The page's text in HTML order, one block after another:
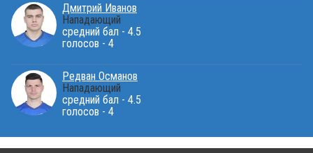
Дмитрий Иванов
Нападающий
средний бал - 4.5
голосов - 4
Редван Османов
Нападающий
средний бал - 4.5
голосов - 4